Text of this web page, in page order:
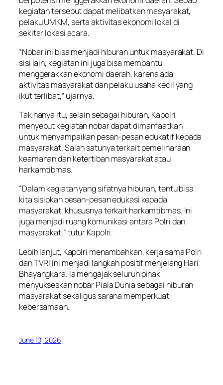
kegiatan tersebut dapat melibatkan masyarakat,
pelaku UMKM, serta aktivitas ekonomi lokal di
sekitar lokasi acara.
“Nobar ini bisa menjadi hiburan untuk masyarakat. Di
sisi lain, kegiatan ini juga bisa membantu
menggerakkan ekonomi daerah, karena ada
aktivitas masyarakat dan pelaku usaha kecil yang
ikut terlibat,” ujarnya.
Tak hanya itu, selain sebagai hiburan, Kapolri
menyebut kegiatan nobar dapat dimanfaatkan
untuk menyampaikan pesan-pesan edukatif kepada
masyarakat. Salah satunya terkait pemeliharaan
keamanan dan ketertiban masyarakat atau
harkamtibmas.
“Dalam kegiatan yang sifatnya hiburan, tentu bisa
kita sisipkan pesan-pesan edukasi kepada
masyarakat, khususnya terkait harkamtibmas. Ini
juga menjadi ruang komunikasi antara Polri dan
masyarakat,” tutur Kapolri.
Lebih lanjut, Kapolri menambahkan, kerja sama Polri
dan TVRI ini menjadi langkah positif menjelang Hari
Bhayangkara. Ia mengajak seluruh pihak
menyukseskan nobar Piala Dunia sebagai hiburan
masyarakat sekaligus sarana memperkuat
kebersamaan.
June 10, 2026